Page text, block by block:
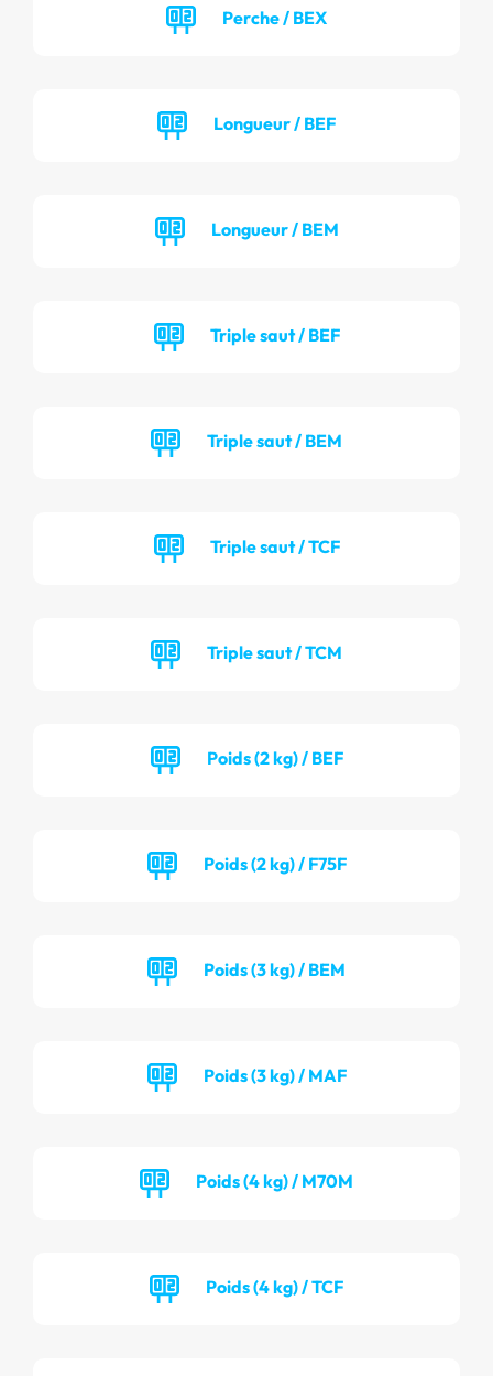
Perche / BEX
Longueur / BEF
Longueur / BEM
Triple saut / BEF
Triple saut / BEM
Triple saut / TCF
Triple saut / TCM
Poids (2 kg) / BEF
Poids (2 kg) / F75F
Poids (3 kg) / BEM
Poids (3 kg) / MAF
Poids (4 kg) / M70M
Poids (4 kg) / TCF